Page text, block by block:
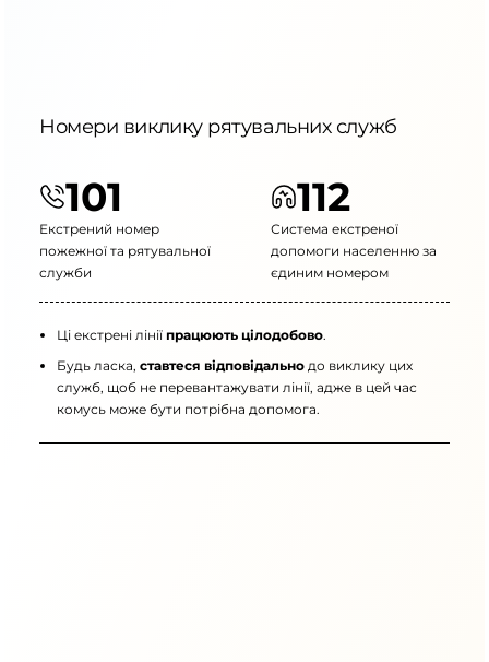
Номери виклику рятувальних служб
101
Екстрений номер
пожежної та рятувальної
служби
112
Система екстреної
допомоги населенню за
єдиним номером
Ці екстрені лінії працюють цілодобово.
Будь ласка, ставтеся відповідально до виклику цих
служб, щоб не перевантажувати лінії, адже в цей час
комусь може бути потрібна допомога.